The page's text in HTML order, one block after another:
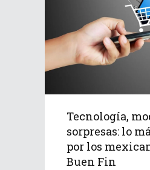
Tecnología,
sorpresas: lo
por los
Buen Fin